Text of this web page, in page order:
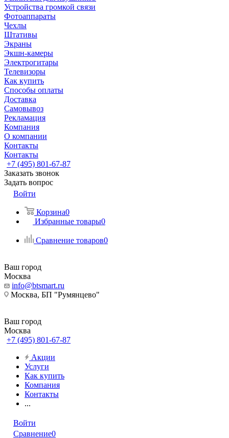
Устройства громкой связи
Фотоаппараты
Чехлы
Штативы
Экраны
Экшн-камеры
Электрогитары
Телевизоры
Как купить
Способы оплаты
Доставка
Самовывоз
Рекламация
Компания
О компании
Контакты
Контакты
+7 (495) 801-67-87
Заказать звонок
Задать вопрос
Войти
Корзина0
Избранные товары0
Сравнение товаров0
Ваш город
Москва
info@btsmart.ru
Москва, БП "Румянцево"
Ваш город
Москва
+7 (495) 801-67-87
Акции
Услуги
Как купить
Компания
Контакты
...
Войти
Сравнение0